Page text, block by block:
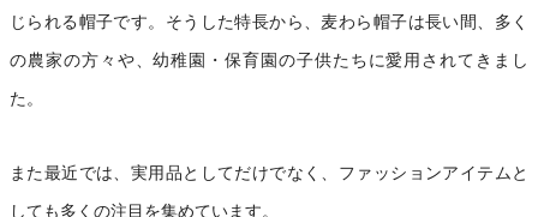
じられる帽子です。そうした特長から、麦わら帽子は長い間、多く
の農家の方々や、幼稚園・保育園の子供たちに愛用されてきまし
た。
また最近では、実用品としてだけでなく、ファッションアイテムと
しても多くの注目を集めています。